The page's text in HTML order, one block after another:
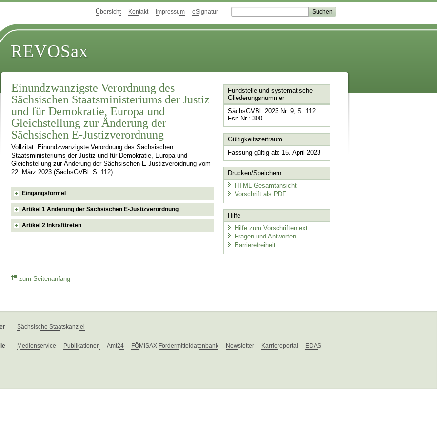
Übersicht Kontakt Impressum eSignatur
REVOSax
Einundzwanzigste Verordnung des
Sächsischen Staatsministeriums der Justiz
und für Demokratie, Europa und
Gleichstellung zur Änderung der
Sächsischen E-Justizverordnung
Vollzitat: Einundzwanzigste Verordnung des Sächsischen
Staatsministeriums der Justiz und für Demokratie, Europa und
Gleichstellung zur Änderung der Sächsischen E-Justizverordnung vom
22. März 2023 (SächsGVBl. S. 112)
Eingangsformel
Artikel 1 Änderung der Sächsischen E-Justizverordnung
Artikel 2 Inkrafttreten
zum Seitenanfang
Fundstelle und systematische
Gliederungsnummer
SächsGVBl. 2023 Nr. 9, S. 112
Fsn-Nr.: 300
Gültigkeitszeitraum
Fassung gültig ab: 15. April 2023
Drucken/Speichern
HTML-Gesamtansicht
Vorschrift als PDF
Hilfe
Hilfe zum Vorschriftentext
Fragen und Antworten
Barrierefreiheit
Sächsische Staatskanzlei
Medienservice Publikationen Amt24 FÖMISAX Fördermitteldatenbank Newsletter Karriereportal EDAS